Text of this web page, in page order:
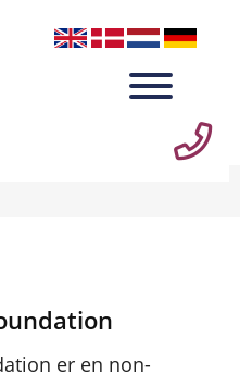
er en non-